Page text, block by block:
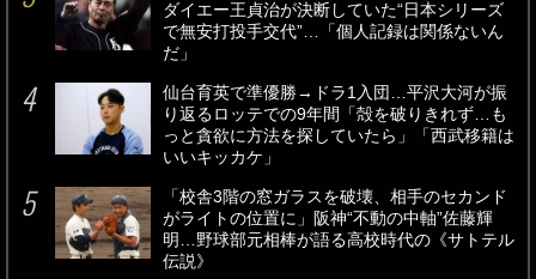
ダイエー王貞治が決断していた“日本シリーズ
で無安打投手交代”…「個人記録は関係ないん
だ」
仙台育英で準優勝→ドラ1入団…平沢大河が振
り返るロッテでの9年間「殻を破りきれず…も
っと貪欲に方法を探していたら」「西武移籍は
いいキッカケ」
「校舎3階の窓ガラスを破壊、相手のセカンド
がライトの位置に」阪神“不動の中軸”佐藤輝
明…野球部元相棒が語る高校時代の《サトテル
伝説》